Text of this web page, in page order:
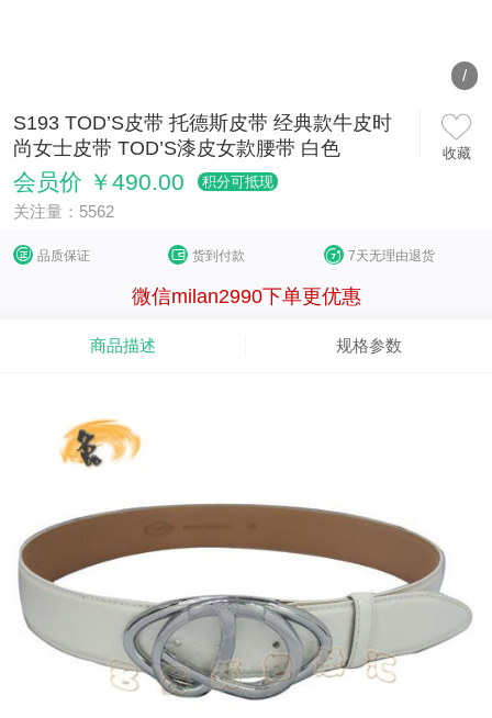
/
S193 TOD’S皮带 托德斯皮带 经典款牛皮时
尚女士皮带 TOD’S漆皮女款腰带 白色
收藏
会员价 ￥490.00 积分可抵现
关注量：5562
品质保证 货到付款 7天无理由退货
微信milan2990下单更优惠
商品描述 规格参数